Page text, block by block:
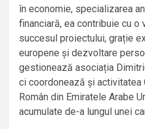
în economie, specializarea
financiară, ea contribuie cu
succesul proiectului, grație
europene și dezvoltare
gestionează asociația
ci coordonează și activitatea
Român din Emiratele Arabe
acumulate de-a lungul unei